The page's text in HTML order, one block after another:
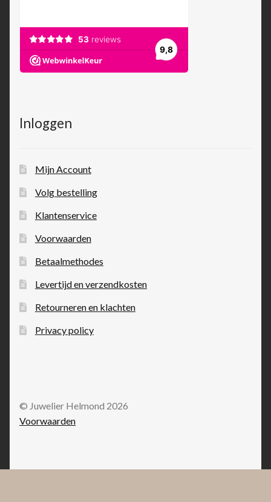
Inloggen
Mijn Account
Volg bestelling
Klantenservice
Voorwaarden
Betaalmethodes
Levertijd en verzendkosten
Retourneren en klachten
Privacy policy
© Juwelier Helmond 2026
Voorwaarden